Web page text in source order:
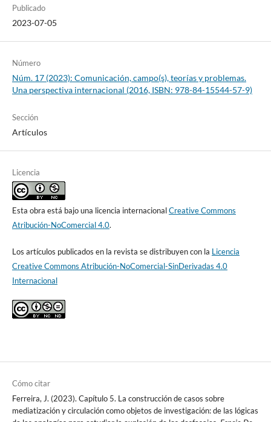
Publicado
2023-07-05
Número
Núm. 17 (2023): Comunicación, campo(s), teorías y problemas.
Una perspectiva internacional (2016, ISBN: 978-84-15544-57-9)
Sección
Artículos
Licencia
Esta obra está bajo una licencia internacionalCreative Commons
Atribución-NoComercial 4.0.
Los artículos publicados en la revista se distribuyen con la Licencia
Creative Commons Atribución-NoComercial-SinDerivadas 4.0
Internacional
Cómo citar
Ferreira, J. (2023). Capítulo 5. La construcción de casos sobre
mediatización y circulación como objetos de investigación: de las lógicas